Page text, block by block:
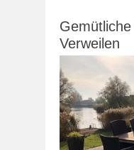
Verweilen